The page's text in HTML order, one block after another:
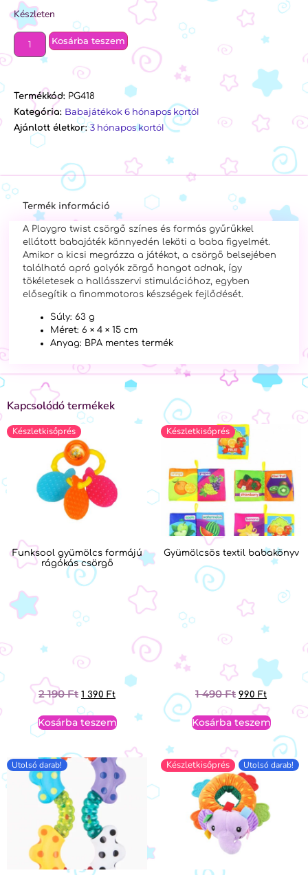
Készleten
Kosárba teszem
Termékkód: PG418
Kategória: Babajátékok 6 hónapos kortól
Ajánlott életkor: 3 hónapos kortól
Termék információ
A Playgro twist csörgő színes és formás gyűrűkkel
ellátott babajáték könnyedén leköti a baba figyelmét.
Amikor a kicsi megrázza a játékot, a csörgő belsejében
található apró golyók zörgő hangot adnak, így
tökéletesek a hallásszervi stimulációhoz, egyben
elősegítik a finommotoros készségek fejlődését.
Súly: 63 g
Méret: 6 × 4 × 15 cm
Anyag: BPA mentes termék
Kapcsolódó termékek
Készletkisőprés
Funksool gyümölcs formájú
rágókás csörgő
2 190Ft 1 390 Ft
Kosárba teszem
Készletkisőprés
Gyümölcsös textil babakönyv
1 490Ft 990 Ft
Kosárba teszem
Utolsó darab! Készletkisőprés Utolsó darab!